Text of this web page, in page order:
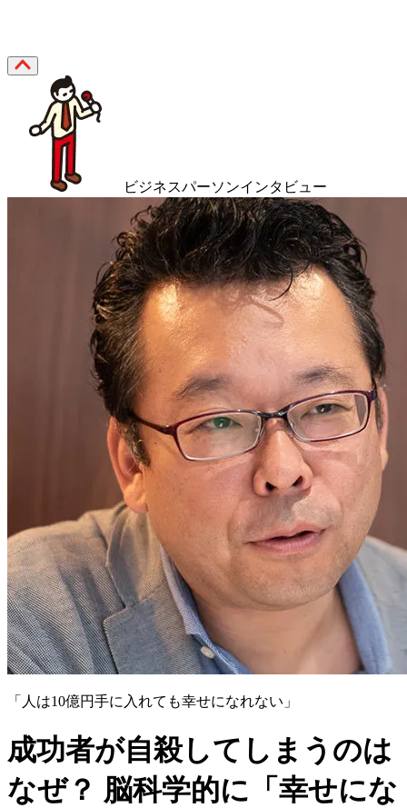
ビジネスパーソンインタビュー
「人は10億円手に入れても幸せになれない」
成功者が自殺してしまうのは
なぜ？ 脳科学的に「幸せにな